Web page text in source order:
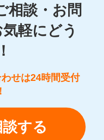
相談・お問
軽にどう
せは24時間受付
する